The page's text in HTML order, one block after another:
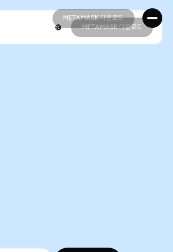
METAMASK 다운로드
METAMASK 다운로드
METAMASK 다운로드